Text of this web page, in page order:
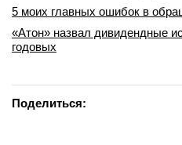
5 моих главных ошибок в
«Атон» назвал дивидендные
годовых
Поделиться: